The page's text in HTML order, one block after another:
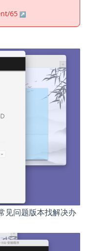
65
见问题版本找解决办